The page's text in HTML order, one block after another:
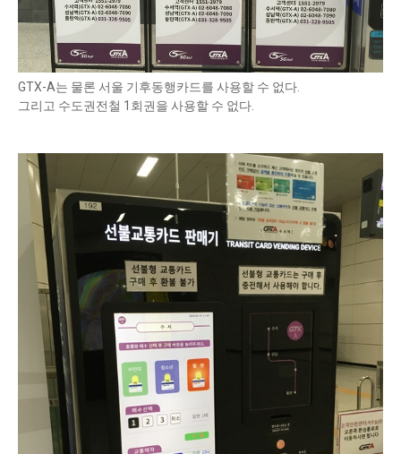
GTX-A는 물론 서울 기후동행카드를 사용할 수 없다.
그리고 수도권전철 1회권을 사용할 수 없다.